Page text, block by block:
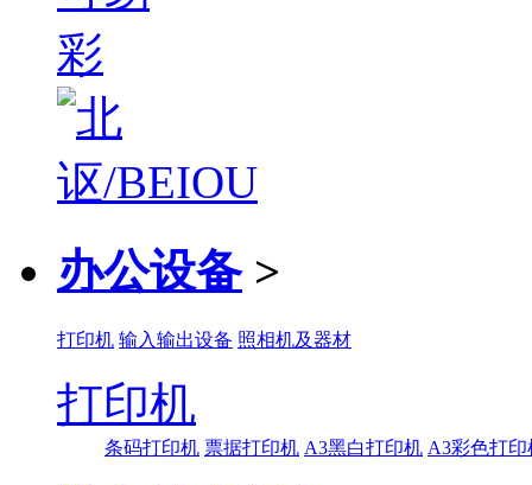
办公设备 >
打印机 输入输出设备 照相机及器材
打印机
条码打印机 票据打印机 A3黑白打印机 A3彩色打印